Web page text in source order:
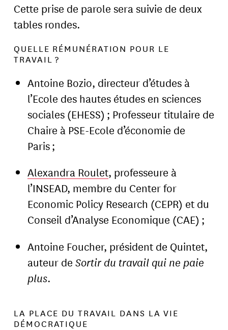
Cette prise de parole sera suivie de deux
tables rondes.
QUELLE RÉMUNÉRATION POUR LE
TRAVAIL ?
Antoine Bozio, directeur d’études à
l’Ecole des hautes études en sciences
sociales (EHESS) ; Professeur titulaire de
Chaire à PSE-Ecole d’économie de
Paris ;
Alexandra Roulet, professeure à
l’INSEAD, membre du Center for
Economic Policy Research (CEPR) et du
Conseil d’Analyse Economique (CAE) ;
Antoine Foucher, président de Quintet,
auteur de Sortir du travail qui ne paie
plus.
LA PLACE DU TRAVAIL DANS LA VIE
DÉMOCRATIQUE